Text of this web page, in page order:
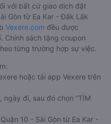
với bất cứ giao dịch đặt
Gòn từ Ea Kar - Đắk Lắk
Vexere.com đều được
Chính sách tặng coupon
từng trường hợp sự việc.
hoặc tải app Vexere trên
ngày đi, sau đó chọn “TÌM
10 - Sài Gòn từ Ea Kar -